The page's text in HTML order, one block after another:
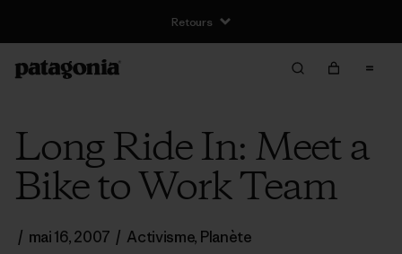
Retours
Long Ride In: Meet a
Bike to Work Team
/ mai 16, 2007 / Activisme, Planète